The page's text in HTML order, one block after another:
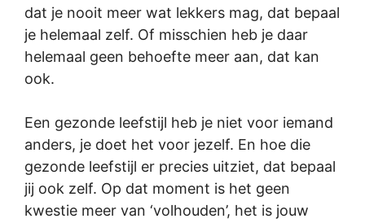
dat je nooit meer wat lekkers mag, dat bepaal
je helemaal zelf. Of misschien heb je daar
helemaal geen behoefte meer aan, dat kan
ook.
Een gezonde leefstijl heb je niet voor iemand
anders, je doet het voor jezelf. En hoe die
gezonde leefstijl er precies uitziet, dat bepaal
jij ook zelf. Op dat moment is het geen
kwestie meer van ‘volhouden’, het is jouw